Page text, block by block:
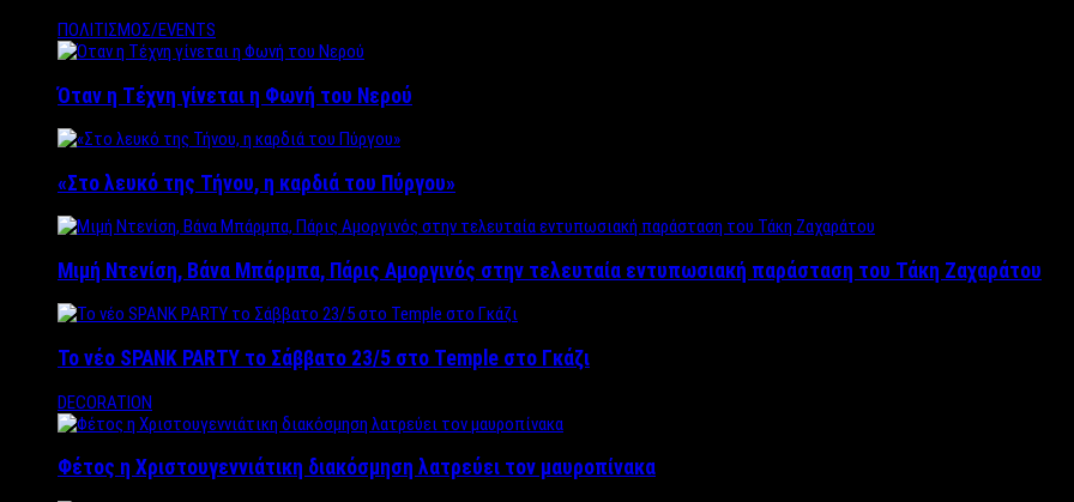
ΠΟΛΙΤΙΣΜΟΣ/EVENTS
Όταν η Τέχνη γίνεται η Φωνή του Νερού
«Στο λευκό της Τήνου, η καρδιά του Πύργου»
Μιμή Ντενίση, Βάνα Μπάρμπα, Πάρις Αμοργινός στην τελευταία εντυπωσιακή παράσταση του Τάκη Ζαχαράτου
Το νέο SPANK PARTY το Σάββατο 23/5 στο Temple στο Γκάζι
DECORATION
Φέτος η Χριστουγεννιάτικη διακόσμηση λατρεύει τον μαυροπίνακα